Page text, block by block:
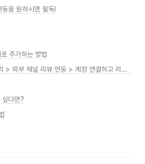
을 원하시면 필독!
추가하는 방법
접속 경로: [리뷰 관리 > 외부 채널 리뷰 연동 > 계정 연결하고 리뷰 가져오기 > 초대 완료]
싶다면?